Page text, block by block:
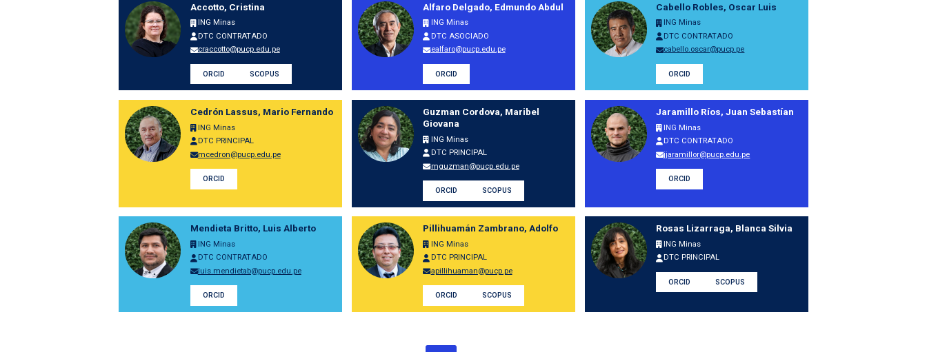
Accotto, Cristina
ING Minas
DTC CONTRATADO
craccotto@pucp.edu.pe
ORCID SCOPUS
Alfaro Delgado, Edmundo Abdul
ING Minas
DTC ASOCIADO
ealfaro@pucp.edu.pe
ORCID
Cabello Robles, Oscar Luis
ING Minas
DTC CONTRATADO
cabello.oscar@pucp.pe
ORCID
Cedrón Lassus, Mario Fernando
ING Minas
DTC PRINCIPAL
mcedron@pucp.edu.pe
ORCID
Guzman Cordova, Maribel
Giovana
ING Minas
DTC PRINCIPAL
mguzman@pucp.edu.pe
ORCID SCOPUS
Jaramillo Ríos, Juan Sebastían
ING Minas
DTC CONTRATADO
jjaramillor@pucp.edu.pe
ORCID
Mendieta Britto, Luis Alberto
ING Minas
DTC CONTRATADO
luis.mendietab@pucp.edu.pe
ORCID
Pillihuamán Zambrano, Adolfo
ING Minas
DTC PRINCIPAL
apillihuaman@pucp.pe
ORCID SCOPUS
Rosas Lizarraga, Blanca Silvia
ING Minas
DTC PRINCIPAL
ORCID SCOPUS